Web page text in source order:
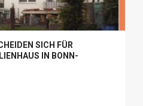
SICH FÜR
IN BONN-